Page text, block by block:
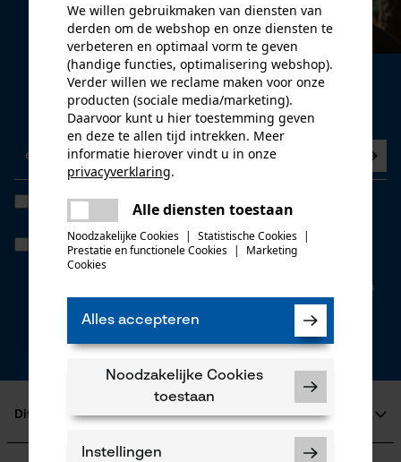
Nieuwsbrief
Nu abonneren op de nieuwsbrief
Ik heb deAlgemene voorwaarden inzake gegevensbescherming
gelezen en ga akkoord. *
Wanneer u instemt met persoonlijke tracking kunnen we u via onze
newsletter individuele aanbiedingen doen. Uw gegevens worden
niet gedeeld met derden. U kunt uw toestemming te allen tijde met
een klik intrekken. Onderaan iedere newsletter vindt u daarvoor een
Dit is KOX
We willen gebruikmaken van diensten van
derden om de webshop en onze diensten te
verbeteren en optimaal vorm te geven
(handige functies, optimalisering webshop).
Verder willen we reclame maken voor onze
producten (sociale media/marketing).
Daarvoor kunt u hier toestemming geven
en deze te allen tijd intrekken. Meer
informatie hierover vindt u in onze
privacyverklaring.
Alle diensten toestaan
Noodzakelijke Cookies | Statistische Cookies |
Prestatie en functionele Cookies |
Marketing
Cookies
Alles accepteren
Noodzakelijke Cookies
toestaan
Instellingen
Er is een fout opgetreden. Gelieve
het opnieuw te proberen.
delen
mail